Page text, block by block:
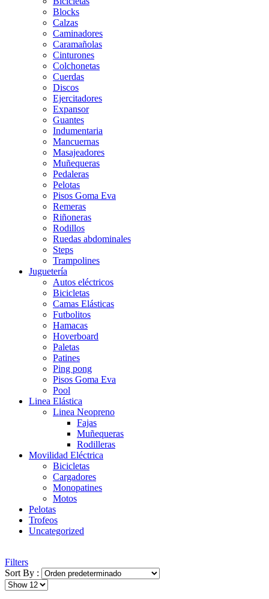
Blocks
Calzas
Caminadores
Caramañolas
Cinturones
Colchonetas
Cuerdas
Discos
Ejercitadores
Expansor
Guantes
Indumentaria
Mancuernas
Masajeadores
Muñequeras
Pedaleras
Pelotas
Pisos Goma Eva
Remeras
Riñoneras
Rodillos
Ruedas abdominales
Steps
Trampolines
Juguetería
Autos eléctricos
Bicicletas
Camas Elásticas
Futbolitos
Hamacas
Hoverboard
Paletas
Patines
Ping pong
Pisos Goma Eva
Pool
Linea Elástica
Linea Neopreno
Fajas
Muñequeras
Rodilleras
Movilidad Eléctrica
Bicicletas
Cargadores
Monopatines
Motos
Pelotas
Trofeos
Uncategorized
Filters
Sort By :